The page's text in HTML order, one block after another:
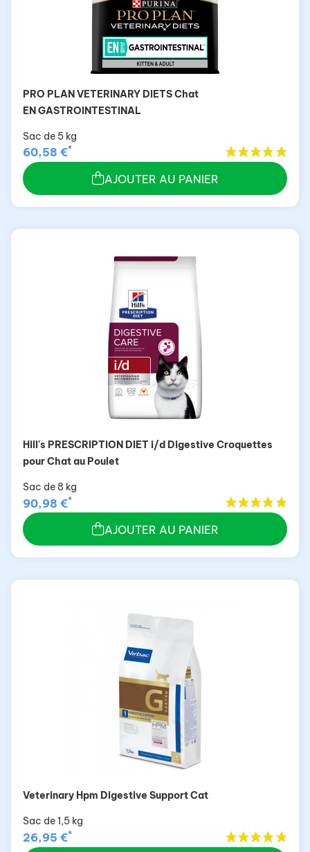
PRO PLAN VETERINARY DIETS Chat
EN GASTROINTESTINAL
Sac de 5 kg
60,58 €*
AJOUTER AU PANIER
Hill's PRESCRIPTION DIET i/d Digestive Croquettes
pour Chat au Poulet
Sac de 8 kg
90,98 €*
AJOUTER AU PANIER
Veterinary Hpm Digestive Support Cat
Sac de 1,5 kg
26,95 €*